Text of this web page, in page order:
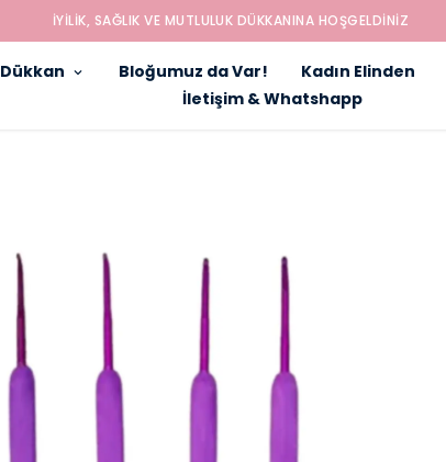
İYILIK, SAĞLIK VE MUTLULUK DÜKKANINA HOŞGELDINIZ
Dükkan Bloğumuz da Var! Kadın Elinden
İletişim & Whatshapp